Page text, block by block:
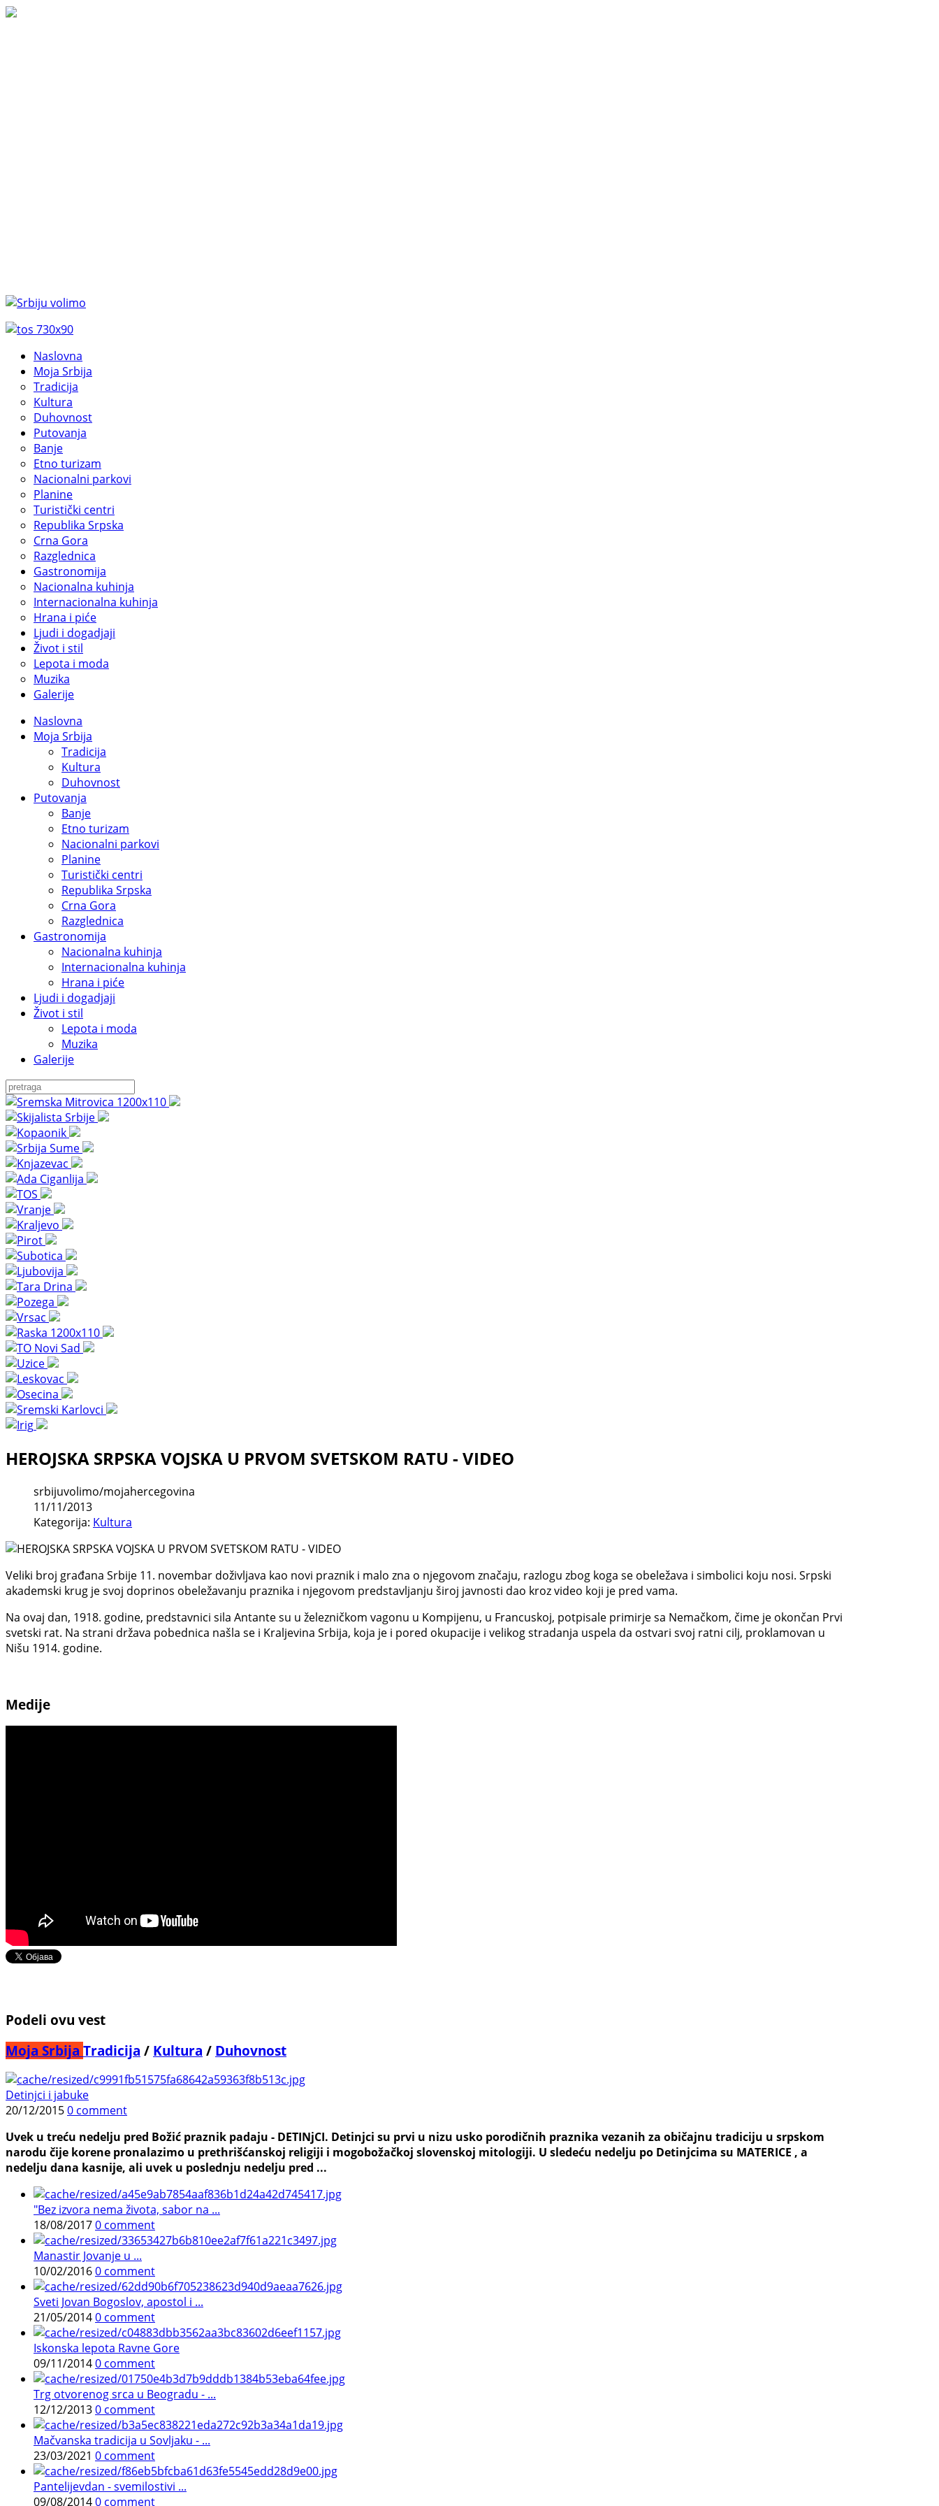
Naslovna
Moja Srbija
Tradicija
Kultura
Duhovnost
Putovanja
Banje
Etno turizam
Nacionalni parkovi
Planine
Turistički centri
Republika Srpska
Crna Gora
Razglednica
Gastronomija
Nacionalna kuhinja
Internacionalna kuhinja
Hrana i piće
Ljudi i dogadjaji
Život i stil
Lepota i moda
Muzika
Galerije
Naslovna
Moja Srbija
Tradicija
Kultura
Duhovnost
Putovanja
Banje
Etno turizam
Nacionalni parkovi
Planine
Turistički centri
Republika Srpska
Crna Gora
Razglednica
Gastronomija
Nacionalna kuhinja
Internacionalna kuhinja
Hrana i piće
Ljudi i dogadjaji
Život i stil
Lepota i moda
Muzika
Galerije
HEROJSKA SRPSKA VOJSKA U PRVOM SVETSKOM RATU - VIDEO
srbijuvolimo/mojahercegovina
11/11/2013
Kategorija: Kultura
Veliki broj građana Srbije 11. novembar doživljava kao novi praznik i malo zna o njegovom značaju, razlogu zbog koga se obeležava i simbolici koju nosi. Srpski
akademski krug je svoj doprinos obeležavanju praznika i njegovom predstavljanju široj javnosti dao kroz video koji je pred vama.
Na ovaj dan, 1918. godine, predstavnici sila Antante su u železničkom vagonu u Kompijenu, u Francuskoj, potpisale primirje sa Nemačkom, čime je okončan Prvi
svetski rat. Na strani država pobednica našla se i Kraljevina Srbija, koja je i pored okupacije i velikog stradanja uspela da ostvari svoj ratni cilj, proklamovan u
Nišu 1914. godine.
Medije
Podeli ovu vest
Moja Srbija Tradicija / Kultura / Duhovnost
Detinjci i jabuke
20/12/20150 comment
Uvek u treću nedelju pred Božić praznik padaju - DETINjCI. Detinjci su prvi u nizu usko porodičnih praznika vezanih za običajnu tradiciju u srpskom
narodu čije korene pronalazimo u prethrišćanskoj religiji i mogobožačkoj slovenskoj mitologiji. U sledeću nedelju po Detinjcima su MATERICE , a
nedelju dana kasnije, ali uvek u poslednju nedelju pred ...
"Bez izvora nema života, sabor na ...
18/08/20170 comment
Manastir Jovanje u ...
10/02/20160 comment
Sveti Jovan Bogoslov, apostol i ...
21/05/20140 comment
Iskonska lepota Ravne Gore
09/11/20140 comment
Trg otvorenog srca u Beogradu - ...
12/12/20130 comment
Mačvanska tradicija u Sovljaku - ...
23/03/2021 0 comment
Pantelijevdan - svemilostivi ...
09/08/20140 comment